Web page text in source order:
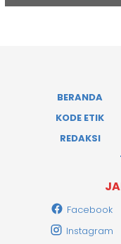
BERANDA
KODE ETIK
REDAKSI
Facebook
Instagram